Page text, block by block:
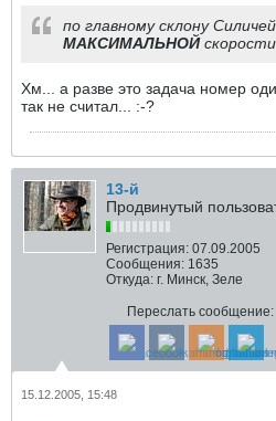
по главному склону
МАКСИМАЛЬНОЙскорости
Хм... а разве это задача номер
так не считал... :-?
13-й
Продвинутый
Регистрация: 07.09.2005
Сообщения: 1635
Откуда: г. Минск, Зеле
Переслать сообщение:
15.12.2005, 15:48